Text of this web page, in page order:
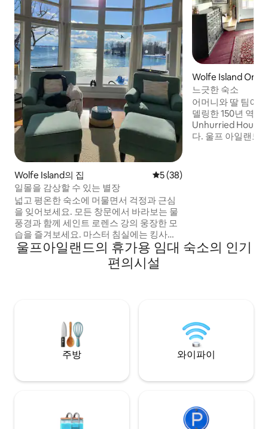
Wolfe Island의 집 평점 5점(5점 만점), 후기 38
5 (38)
일몰을 감상할 수 있는 별장
넓고 평온한 숙소에 머물면서 걱정과 근심
을 잊어보세요. 모든 창문에서 바라보는 물
풍경과 함께 세인트 로렌스 강의 웅장한 모
습을 즐겨보세요. 마스터 침실에는 킹사이
즈 침대 1개와 강 전망을 감상할 수 있는 전
용 욕실이 있습니다. 두 번째 객실에는 킹사
이즈 침대 1개, 전용 욕실, 일출을 감상할 수
대합니다. 낮게 날아다니는 왜가리, 만에 있
는 백조, 나무에서 감시하는 독수리를 구경
Wolfe Island
느긋한 숙소
어머니와 딸 팀이
델링한 150년 역사
Unhurried House
다. 울프 아일랜드
울프아일랜드의 휴가용 임대 숙소의 인기
편의시설
주방 와이파이